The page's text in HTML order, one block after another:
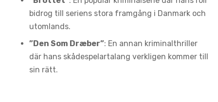
bidrog till seriens stora framgång i Danmark och
utomlands.
”Den Som Dræber”: En annan kriminalthriller
där hans skådespelartalang verkligen kommer till
sin rätt.